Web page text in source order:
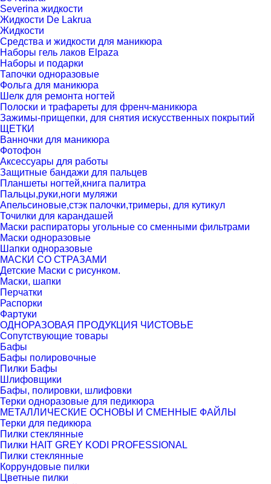
Severina жидкости
Жидкости De Lakrua
Жидкости
Средства и жидкости для маникюра
Наборы гель лаков Elpaza
Наборы и подарки
Тапочки одноразовые
Фольга для маникюра
Шелк для ремонта ногтей
Полоски и трафареты для френч-маникюра
Зажимы-прищепки, для снятия искусственных покрытий
ЩЕТКИ
Ванночки для маникюра
Фотофон
Аксессуары для работы
Защитные бандажи для пальцев
Планшеты ногтей,книга палитра
Пальцы,руки,ноги муляжи
Апельсиновые,стэк палочки,тримеры, для кутикул
Точилки для карандашей
Маски распираторы угольные со сменными фильтрами
Маски одноразовые
Шапки одноразовые
МАСКИ СО СТРАЗАМИ
Детские Маски с рисунком.
Маски, шапки
Перчатки
Распорки
Фартуки
ОДНОРАЗОВАЯ ПРОДУКЦИЯ ЧИСТОВЬЕ
Сопутствующие товары
Бафы
Бафы полировочные
Пилки Бафы
Шлифовщики
Бафы, полировки, шлифовки
Терки одноразовые для педикюра
МЕТАЛЛИЧЕСКИЕ ОСНОВЫ И СМЕННЫЕ ФАЙЛЫ
Терки для педикюра
Пилки стеклянные
Пилки HAIT GREY KODI PROFESSIONAL
Пилки стеклянные
Коррундовые пилки
Цветные пилки